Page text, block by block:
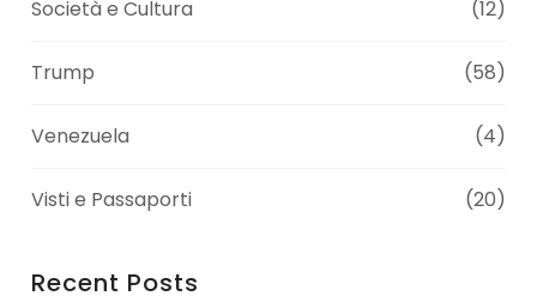
Società e Cultura (12)
Trump (58)
Venezuela (4)
Visti e Passaporti (20)
Recent Posts